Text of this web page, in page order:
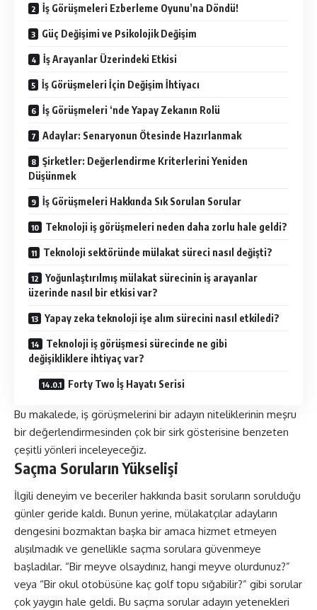
İş Görüşmeleri Ezberleme Oyunu’na Döndü!
Güç Değişimi ve Psikolojik Değişim
İş Arayanlar Üzerindeki Etkisi
İş Görüşmeleri İçin Değişim İhtiyacı
İş Görüşmeleri ‘nde Yapay Zekanın Rolü
Adaylar: Senaryonun Ötesinde Hazırlanmak
Şirketler: Değerlendirme Kriterlerini Yeniden
Düşünmek
İş Görüşmeleri Hakkında Sık Sorulan Sorular
Teknoloji iş görüşmeleri neden daha zorlu hale geldi?
Teknoloji sektöründe mülakat süreci nasıl değişti?
Yoğunlaştırılmış mülakat sürecinin iş arayanlar
üzerinde nasıl bir etkisi var?
Yapay zeka teknoloji işe alım sürecini nasıl etkiledi?
Teknoloji iş görüşmesi sürecinde ne gibi
değişikliklere ihtiyaç var?
Forty Two İş Hayatı Serisi
Bu makalede, iş görüşmelerini bir adayın niteliklerinin meşru
bir değerlendirmesinden çok bir sirk gösterisine benzeten
çeşitli yönleri inceleyeceğiz.
Saçma Soruların Yükselişi
İlgili deneyim ve beceriler hakkında basit soruların sorulduğu
günler geride kaldı. Bunun yerine, mülakatçılar adayların
dengesini bozmaktan başka bir amaca hizmet etmeyen
alışılmadık ve genellikle saçma sorulara güvenmeye
başladılar. “Bir meyve olsaydınız, hangi meyve olurdunuz?”
veya “Bir okul otobüsüne kaç golf topu sığabilir?” gibi sorular
çok yaygın hale geldi. Bu saçma sorular adayın yetenekleri